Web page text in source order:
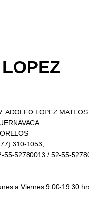
ADOLFO LOPEZ MATEOS
310-1053;
55-52780013 / 52-55-
a Viernes 9:00-19:30